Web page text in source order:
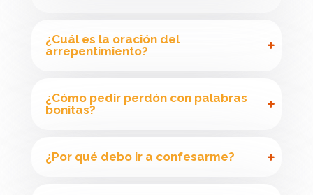
¿Cuál es la oración del
arrepentimiento?
¿Cómo pedir perdón con palabras
bonitas?
¿Por qué debo ir a confesarme?